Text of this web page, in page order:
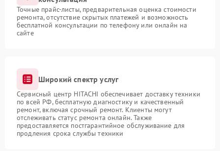
Точные прайс-листы, предварительная оценка стоимости
ремонта, отсутствие скрытых платежей и возможность
бесплатной консультации по телефону или онлайн на
сайте
Широкий спектр услуг
Сервисный центр HITACHI обеспечивает доставку техники
по всей РФ, бесплатную диагностику и качественный
ремонт, включая срочный ремонт. Клиенты могут
отслеживать статус ремонта онлайн. Также
предоставляется постгарантийное обслуживание для
продления срока службы техники